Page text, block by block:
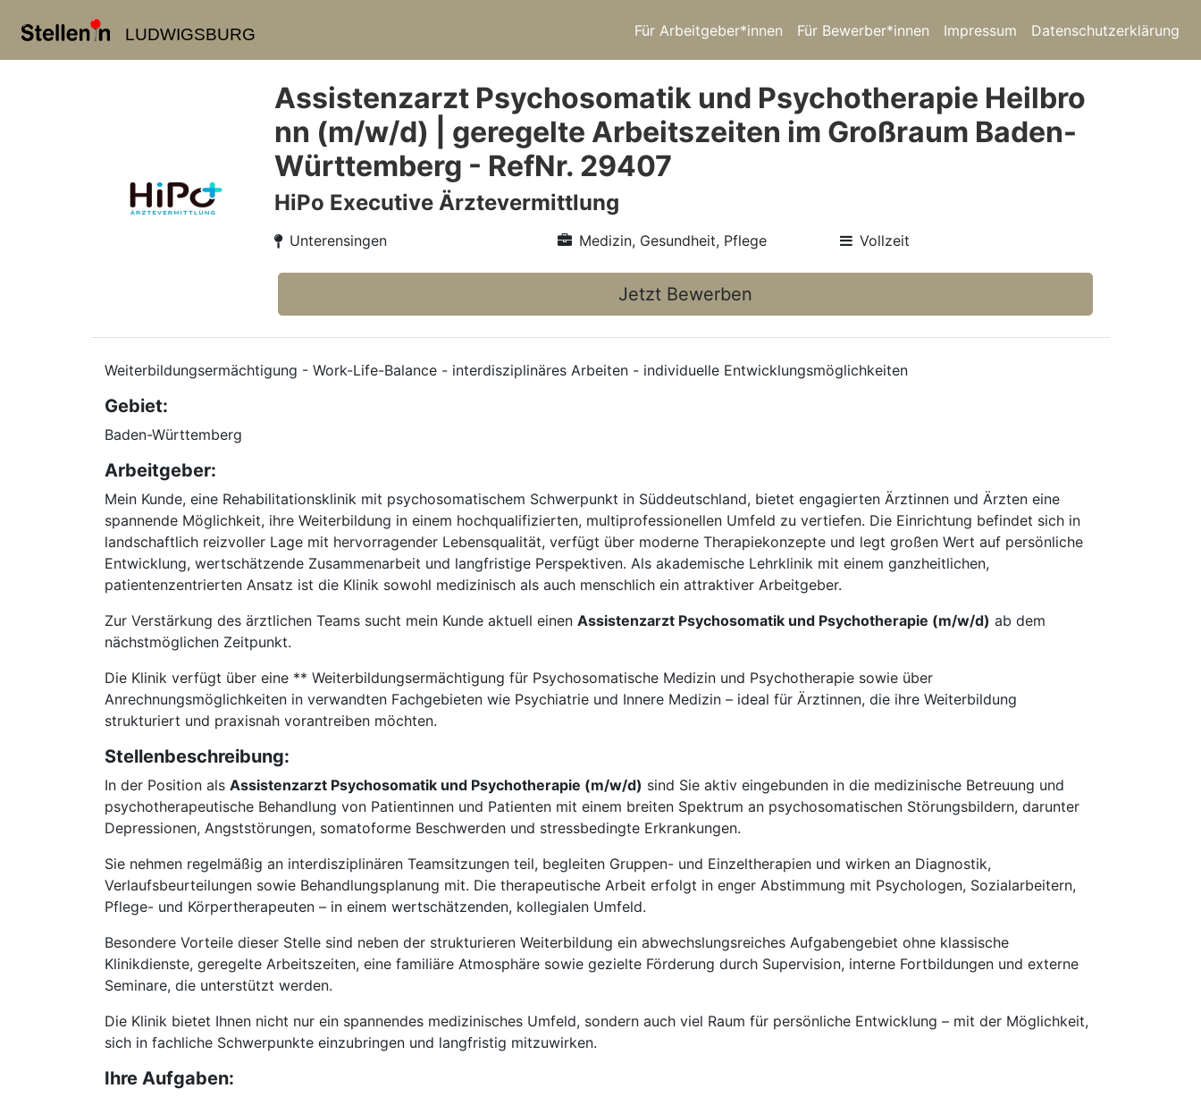
LUDWIGSBURG Für Arbeitgeber*innen Für Bewerber*innen Impressum Datenschutzerklärung
Assistenzarzt Psychosomatik und Psychotherapie Heilbro
nn (m/w/d) | geregelte Arbeitszeiten im Großraum Baden-
Württemberg - RefNr. 29407
HiPo Executive Ärztevermittlung
Unterensingen Medizin, Gesundheit, Pflege Vollzeit
Jetzt Bewerben
Weiterbildungsermächtigung - Work-Life-Balance - interdisziplinäres Arbeiten - individuelle Entwicklungsmöglichkeiten
Gebiet:
Baden-Württemberg
Arbeitgeber:
Mein Kunde, eine Rehabilitationsklinik mit psychosomatischem Schwerpunkt in Süddeutschland, bietet engagierten Ärztinnen und Ärzten eine
spannende Möglichkeit, ihre Weiterbildung in einem hochqualifizierten, multiprofessionellen Umfeld zu vertiefen. Die Einrichtung befindet sich in
landschaftlich reizvoller Lage mit hervorragender Lebensqualität, verfügt über moderne Therapiekonzepte und legt großen Wert auf persönliche
Entwicklung, wertschätzende Zusammenarbeit und langfristige Perspektiven. Als akademische Lehrklinik mit einem ganzheitlichen,
patientenzentrierten Ansatz ist die Klinik sowohl medizinisch als auch menschlich ein attraktiver Arbeitgeber.
Zur Verstärkung des ärztlichen Teams sucht mein Kunde aktuell einen Assistenzarzt Psychosomatik und Psychotherapie (m/w/d) ab dem
nächstmöglichen Zeitpunkt.
Die Klinik verfügt über eine ** Weiterbildungsermächtigung für Psychosomatische Medizin und Psychotherapie sowie über
Anrechnungsmöglichkeiten in verwandten Fachgebieten wie Psychiatrie und Innere Medizin – ideal für Ärztinnen, die ihre Weiterbildung
strukturiert und praxisnah vorantreiben möchten.
Stellenbeschreibung:
In der Position als Assistenzarzt Psychosomatik und Psychotherapie (m/w/d) sind Sie aktiv eingebunden in die medizinische Betreuung und
psychotherapeutische Behandlung von Patientinnen und Patienten mit einem breiten Spektrum an psychosomatischen Störungsbildern, darunter
Depressionen, Angststörungen, somatoforme Beschwerden und stressbedingte Erkrankungen.
Sie nehmen regelmäßig an interdisziplinären Teamsitzungen teil, begleiten Gruppen- und Einzeltherapien und wirken an Diagnostik,
Verlaufsbeurteilungen sowie Behandlungsplanung mit. Die therapeutische Arbeit erfolgt in enger Abstimmung mit Psychologen, Sozialarbeitern,
Pflege- und Körpertherapeuten – in einem wertschätzenden, kollegialen Umfeld.
Besondere Vorteile dieser Stelle sind neben der strukturieren Weiterbildung ein abwechslungsreiches Aufgabengebiet ohne klassische
Klinikdienste, geregelte Arbeitszeiten, eine familiäre Atmosphäre sowie gezielte Förderung durch Supervision, interne Fortbildungen und externe
Seminare, die unterstützt werden.
Die Klinik bietet Ihnen nicht nur ein spannendes medizinisches Umfeld, sondern auch viel Raum für persönliche Entwicklung – mit der Möglichkeit,
sich in fachliche Schwerpunkte einzubringen und langfristig mitzuwirken.
Ihre Aufgaben: